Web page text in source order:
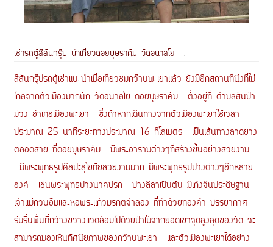
เช่ารถตู้สีสันกรุ๊ป นำเที่ยวดอยบุษราคัม วัดอนาลโย .
สีสันกรุ๊ปรถตู้เช่าแนะนำเมื่อเที่ยวชมกว๊านพะเยาแล้ว ยังมีอีกสถานที่นึงที่ไม่
ไกลจากตัวเมืองมากนัก วัดอนาลโย ดอยบุษราคัม ตั้งอยู่ที่ ตำบลสันป่า
ม่วง อำเภอเมืองพะเยา ซึ่งถ้าหากเดินทางจากตัวเมืองพะเยาใช้เวลา
ประมาณ 25 นาทีระยะทางประมาณ 16 กิโลเมตร เป็นเส้นทางลาดยาง
ตลอดสาย ที่ดอยบุษราคัม มีพระอารามต่างๆที่สร้างขึ้นอย่างสวยงาม
มีพระพุทธรูปศิลปะสุโขทัยสวยงามมาก มีพระพุทธรูปปางต่างๆอีกหลาย
องค์ เช่นพระพุทธปางนาคปรก ปางลีลาเป็นต้น มีเก๋งจีนประดิษฐาน
เจ้าแม่กวนอิมและหอพระแก้วมรกตจำลอง ที่ทำด้วยทองคำ บรรยากาศ
ร่มรื่นพื้นที่กว้างขวางแวดล้อมไปด้วยป่าไม้จากยอดเขาจุดสูงสุดของวัด จะ
สามารถมองเห็นทัศนียภาพของกว๊านพะเยา และตัวเมืองพะเยาได้อย่าง